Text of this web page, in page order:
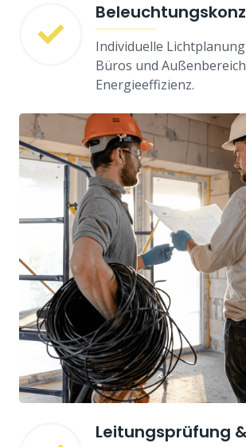
Individuelle
Büros und
Energieeffizienz.
Leitungsprüfung